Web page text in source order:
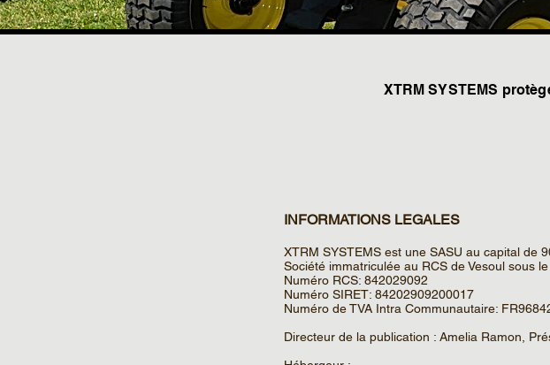
XTRM SYSTEMS
INFORMATIONS LEGALES
XTRM SYSTEMS est une SASU au capital de
Société immatriculée au RCS de Vesoul sous
Numéro RCS: 842029092
Numéro SIRET: 84202909200017
Numéro de TVA Intra Communautaire:
Directeur de la publication : Amelia Ramon,